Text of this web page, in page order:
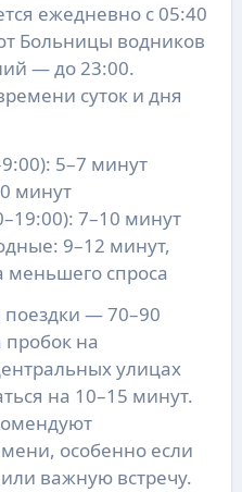
ежедневно с 05:40
Больницы водников
— до 23:00.
суток и дня
5–7 минут
минут
7–10 минут
9–12 минут,
меньшего спроса
— 70–90
пробок на
улицах
на 10–15 минут.
особенно если
важную встречу.